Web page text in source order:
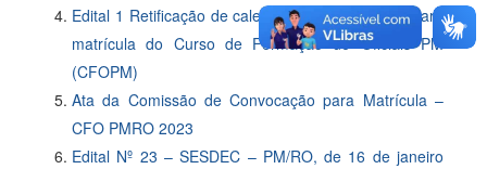
Edital 1 Retificação de calendário e convocação para
matrícula do Curso de Formação de Oficiais PM
(CFOPM)
Ata da Comissão de Convocação para Matrícula –
CFO PMRO 2023
Edital Nº 23 – SESDEC – PM/RO, de 16 de janeiro